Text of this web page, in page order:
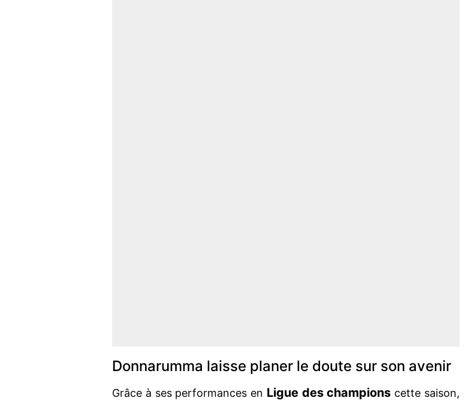
Donnarumma laisse planer le doute sur son avenir
Grâce à ses performances en Ligue des champions cette saison,